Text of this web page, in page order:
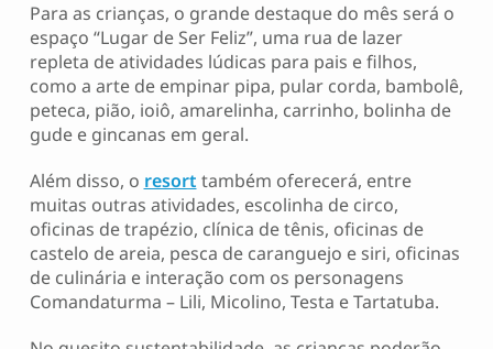
Para as crianças, o grande destaque do mês será o
espaço “Lugar de Ser Feliz”, uma rua de lazer
repleta de atividades lúdicas para pais e filhos,
como a arte de empinar pipa, pular corda, bambolê,
peteca, pião, ioiô, amarelinha, carrinho, bolinha de
gude e gincanas em geral.
Além disso, o resort também oferecerá, entre
muitas outras atividades, escolinha de circo,
oficinas de trapézio, clínica de tênis, oficinas de
castelo de areia, pesca de caranguejo e siri, oficinas
de culinária e interação com os personagens
Comandaturma – Lili, Micolino, Testa e Tartatuba.